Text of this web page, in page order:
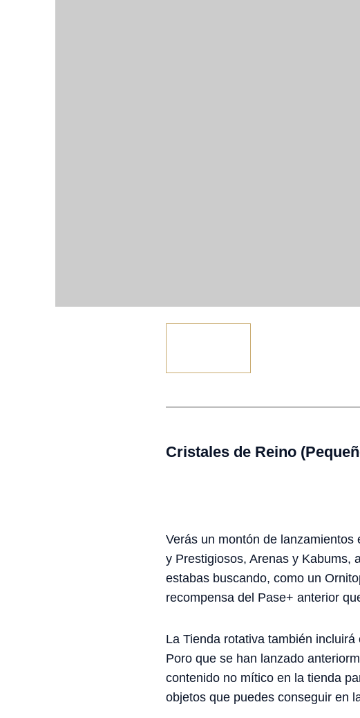
Cristales de Reino
Verás un montón de
y Prestigiosos, Arenas y Kabums,
estabas buscando, como un
recompensa del Pase+ anterior
La Tienda rotativa también
Poro que se han lanzado
contenido no mítico en la tienda
objetos que puedes conseguir en